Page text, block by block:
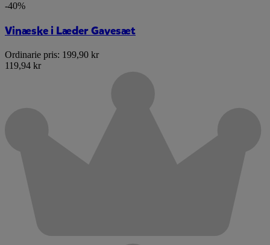
-40%
Vinæske i Læder Gavesæt
Ordinarie pris: 199,90 kr
119,94 kr